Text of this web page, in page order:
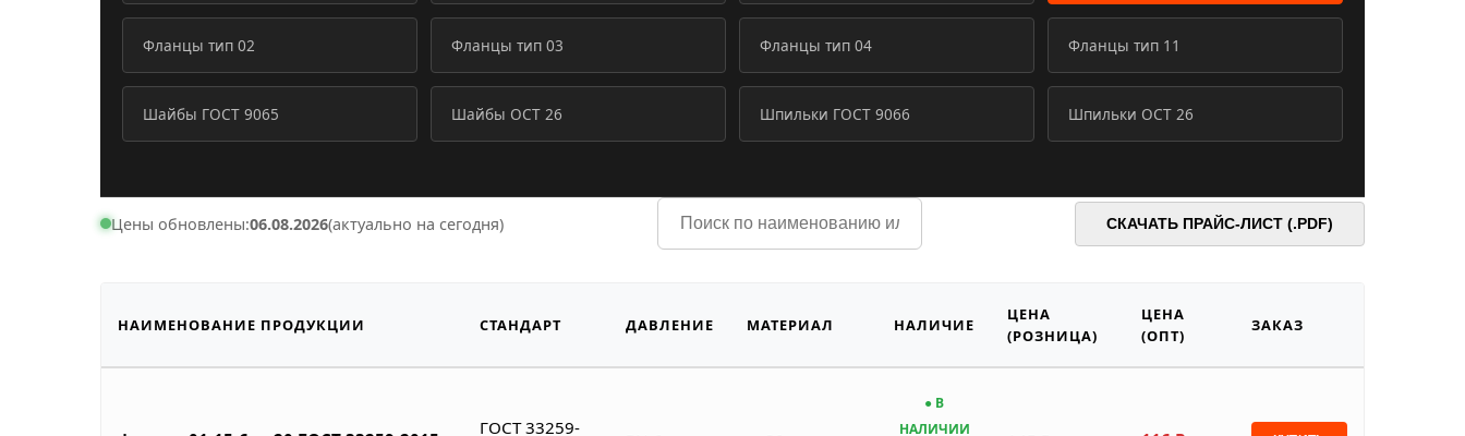
Фланцы тип 02 Фланцы тип 03 Фланцы тип 04 Фланцы тип 11
Шайбы ГОСТ 9065 Шайбы ОСТ 26 Шпильки ГОСТ 9066 Шпильки ОСТ 26
Цены обновлены:06.08.2026(актуально на сегодня) СКАЧАТЬ ПРАЙС-ЛИСТ (.PDF)
НАИМЕНОВАНИЕ ПРОДУКЦИИ СТАНДАРТ ДАВЛЕНИЕ МАТЕРИАЛ НАЛИЧИЕ
ЦЕНА
(РОЗНИЦА)
ЦЕНА
(ОПТ)
ЗАКАЗ
ГОСТ 33259-
● В
НАЛИЧИИ